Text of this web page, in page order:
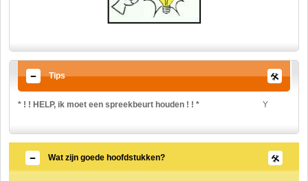
Tips
* ! ! HELP, ik moet een spreekbeurt houden ! ! * Y
Wat zijn goede hoofdstukken?